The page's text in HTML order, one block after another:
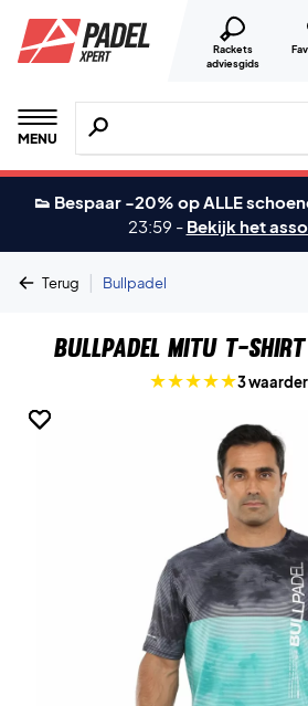
Rackets
adviesgids
MENU
Zoeken naar producten,
👟 Bespaar -20% op ALLE
23:59 - Bekijk het
Terug | Bullpadel
Bullpadel Mitu T-shirt
3